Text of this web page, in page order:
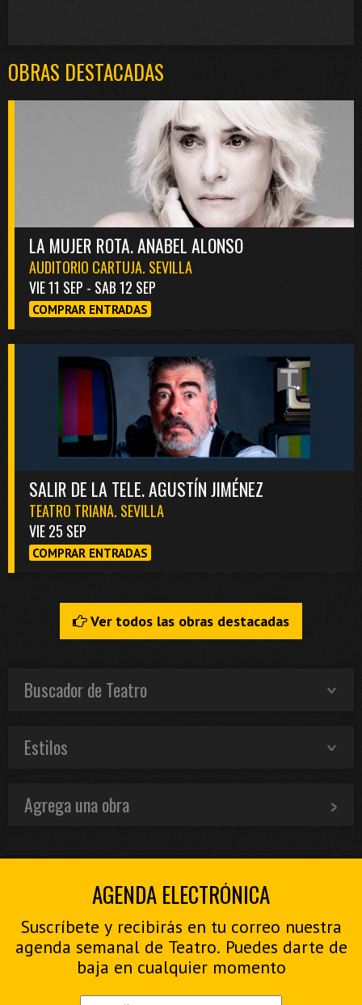
OBRAS DESTACADAS
LA MUJER ROTA. ANABEL ALONSO
AUDITORIO CARTUJA. SEVILLA
VIE 11 SEP - SAB 12 SEP
COMPRAR ENTRADAS
SALIR DE LA TELE. AGUSTÍN JIMÉNEZ
TEATRO TRIANA. SEVILLA
VIE 25 SEP
COMPRAR ENTRADAS
Ver todos las obras destacadas
Buscador de Teatro
Estilos
Agrega una obra
AGENDA ELECTRÓNICA
Suscríbete y recibirás en tu correo nuestra
agenda semanal de Teatro. Puedes darte de
baja en cualquier momento